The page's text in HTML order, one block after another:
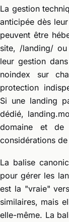
La gestion
anticipée dès
peuvent être
site, /landing/
leur gestion
noindex sur
protection
Si une landing
dédié,
domaine et de
considérations
La balise
pour gérer les
est la "vraie"
similaires, mais
elle-même. La